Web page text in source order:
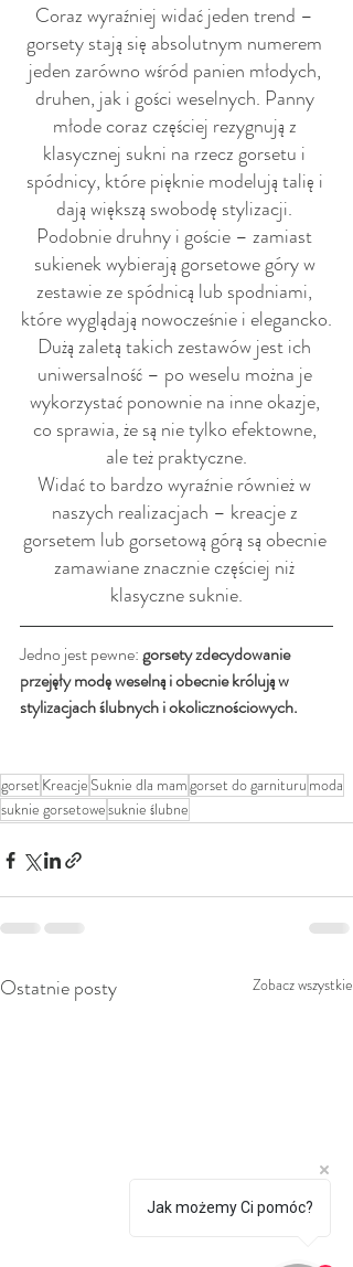
Coraz wyraźniej widać jeden trend –
gorsety stają się absolutnym numerem
jeden zarówno wśród panien młodych,
druhen, jak i gości weselnych. Panny
młode coraz częściej rezygnują z
klasycznej sukni na rzecz gorsetu i
spódnicy, które pięknie modelują talię i
dają większą swobodę stylizacji.
Podobnie druhny i goście – zamiast
sukienek wybierają gorsetowe góry w
zestawie ze spódnicą lub spodniami,
które wyglądają nowocześnie i elegancko.
Dużą zaletą takich zestawów jest ich
uniwersalność – po weselu można je
wykorzystać ponownie na inne okazje,
co sprawia, że są nie tylko efektowne,
ale też praktyczne.
Widać to bardzo wyraźnie również w
naszych realizacjach – kreacje z
gorsetem lub gorsetową górą są obecnie
zamawiane znacznie częściej niż
klasyczne suknie.
Jedno jest pewne: gorsety zdecydowanie
przejęły modę weselną i obecnie królują w
stylizacjach ślubnych i okolicznościowych.
gorset Kreacje Suknie dla mamgorset do garnituru moda
suknie gorsetowesuknie ślubne
Ostatnie posty Zobacz wszystkie
Jak możemy Ci pomóc?